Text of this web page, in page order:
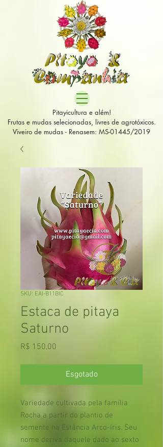
Pitayicultura e além!
Frutas e mudas selecionadas, livres de agrotóxicos.
Viveiro de mudas - Renasem: MS-01445/2019
SKU: EAI-B11BIC
Estaca de pitaya
Saturno
R$ 150,00
Esgotado
Variedade cultivada pela família
Rocha a partir do plantio de
semente na Estância Arco-íris. Seu
nome deriva daquele dado ao sexto